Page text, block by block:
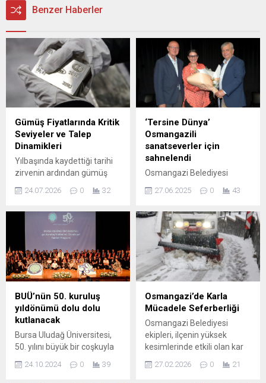
Benzer Haberler
Gümüş Fiyatlarında Kritik
Seviyeler ve Talep
Dinamikleri
Yılbaşında kaydettiği tarihi
zirvenin ardından gümüş
fiyatları sert bir düşüş
yaşadı ve şu an dengelenme
göre kısa vadede kritik
destek 56 dolar, yeni bir
yükselişin işareti ise 68 dolar
seviyesinde bulunuyor. Ocak
2026 sonunda ons başına
121,64 doları gören metal,
takip eden satış dalgalarıyla
önemli miktarda değer...
24.07.2026 0 32
‘Tersine Dünya’
Osmangazili
sanatseverler için
sahnelendi
Osmangazi Belediyesi
Tiyatro Okulu 2024-2025
sezonu öğrencileri, Orhan
‘Tersine Dünya’yı sahneledi.
Kadın ve erkek rollerini
tersine çevirerek, erkek
egemen toplumu mizahi bir
dille eleştiren oyun hem
güldürdü hem düşündürdü.
Osmangazi Belediyesi
Tiyatro Okulu 2024-2025
tarafından hazırlanan
‘Tersine Dünya’ oyunu
Osmangazili
sanatseverlerle buluştu.
27.06.2025 0 43
BUÜ’nün 50. kuruluş
yıldönümü dolu dolu
kutlanacak
Bursa Uludağ Üniversitesi,
50. yılını büyük bir coşkuyla
günümüze uzanan
24.10.2024 0 39
Osmangazi’de Karla
Mücadele Seferberliği
Osmangazi Belediyesi
ekipleri, ilçenin yüksek
kesimlerinde etkili olan kar
koordineli bir şekilde
27.02.2026 0 21